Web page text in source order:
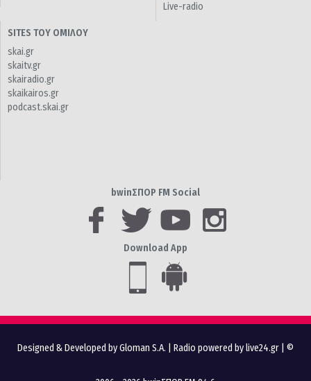
Live-radio
SITES ΤΟΥ ΟΜΙΛΟΥ
skai.gr
skaitv.gr
skairadio.gr
skaikairos.gr
podcast.skai.gr
bwinΣΠΟΡ FM Social
Download App
Designed & Developed by Gloman S.A. Radio powered by live24.gr | ©